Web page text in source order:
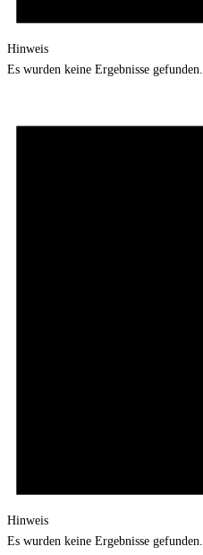
Hinweis
Es wurden keine Ergebnisse gefunden.
Hinweis
Es wurden keine Ergebnisse gefunden.